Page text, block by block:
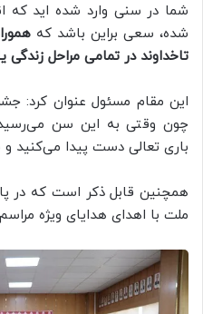
شما در سنی وارد شده اید که
شده، سعی براین باشد که
تاخداوند در تمامی مراحل زندگی
این مقام مسئول عنوان
چون وقتی به این سن می‌رسید
باری تعالی دست پیدا می‌کنید
همچنین قابل ذکر است که در
ملت با اهدای هدایای ویژه